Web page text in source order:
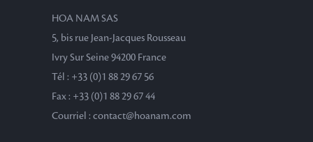
HOA NAM SAS
5, bis rue Jean-Jacques Rousseau
Ivry Sur Seine 94200 France
Tél : +33 (0)1 88 29 67 56
Fax : +33 (0)1 88 29 67 44
Courriel : contact@hoanam.com